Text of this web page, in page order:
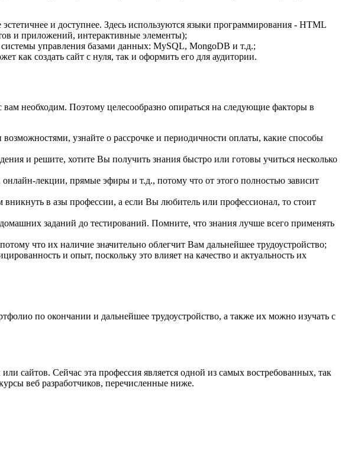
и доступнее. Здесь используются языки программирования - HTML
и приложений, интерактивные элементы);
управления базами данных: MySQL, MongoDB и т.д.;
как создать сайт с нуля, так и оформить его для аудитории.
необходим. Поэтому целесообразно опираться на следующие факторы в
узнайте о рассрочке и периодичности оплаты, какие способы
и решите, хотите Вы получить знания быстро или готовы учиться несколько
лекции, прямые эфиры и т.д., потому что от этого полностью зависит
в азы профессии, а если Вы любитель или профессионал, то стоит
заданий до тестирований. Помните, что знания лучше всего применять
что их наличие значительно облегчит Вам дальнейшее трудоустройство;
и опыт, поскольку это влияет на качество и актуальность их
по окончании и дальнейшее трудоустройство, а также их можно изучать с
сайтов. Сейчас эта профессия является одной из самых востребованных, так
веб разработчиков, перечисленные ниже.